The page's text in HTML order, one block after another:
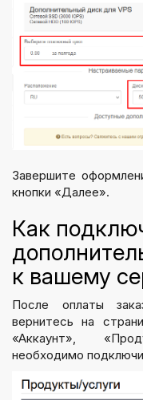
Завершите
кнопки «Далее».
Как
к вашему
После оплаты
вернитесь на
«Аккаунт»,
необходимо